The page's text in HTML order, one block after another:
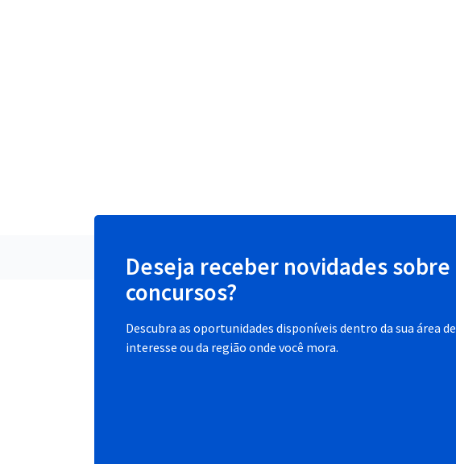
Deseja receber novidades sobre
concursos?
Descubra as oportunidades disponíveis dentro da sua área de
interesse ou da região onde você mora.